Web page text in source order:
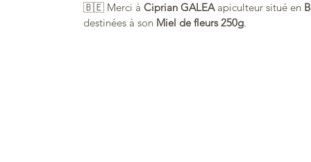
🇧🇪 Merci à Ciprian GALEA apiculteur situé en
destinées à son Miel de fleurs 250g.